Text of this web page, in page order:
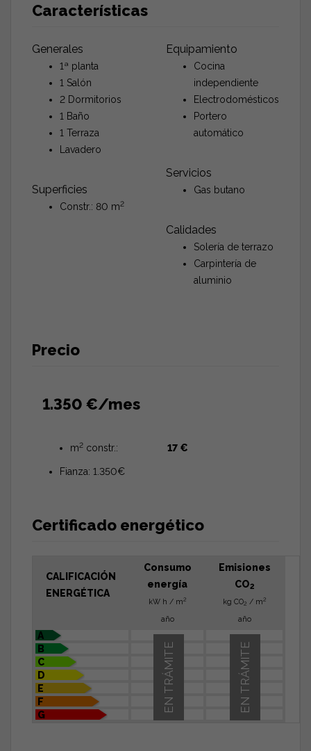
Características
Generales
1ª planta
1 Salón
2 Dormitorios
1 Baño
1 Terraza
Lavadero
Superficies
Constr.: 80 m2
Equipamiento
Cocina
independiente
Electrodomésticos
Portero
automático
Servicios
Gas butano
Calidades
Solería de terrazo
Carpintería de
aluminio
Precio
1.350 €/mes
m2 constr.: 17 €
Fianza: 1.350€
Certificado energético
CALIFICACIÓN
ENERGÉTICA
Consumo
energía
kW h / m2
año
Emisiones
CO2
kg CO2 / m2
año
A
B
C
D
E
F
G
EN TRÁMITE
EN TRÁMITE